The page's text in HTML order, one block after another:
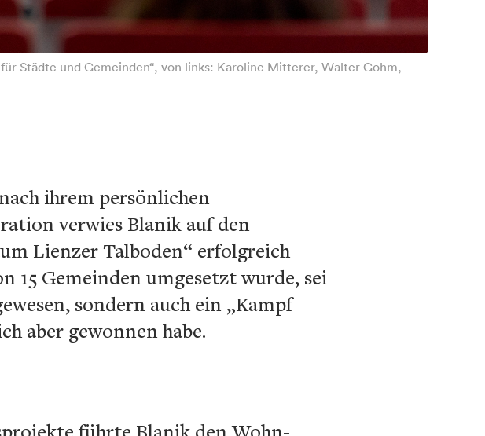
Städte und Gemeinden“, von links: Karoline Mitterer, Walter Gohm,
ihrem persönlichen
verwies Blanik auf den
Lienzer Talboden“ erfolgreich
15 Gemeinden umgesetzt wurde, sei
sondern auch ein „Kampf
aber gewonnen habe.
führte Blanik den Wohn-